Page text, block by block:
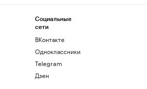
Социальные
сети
ВКонтакте
Одноклассники
Telegram
Дзен